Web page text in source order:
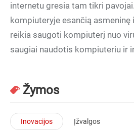
internetu gresia tam tikri
kompiuteryje esančią asmeninę
reikia saugoti kompiuterį nuo
saugiai naudotis kompiuteriu ir
Žymos
Inovacijos Įžvalgos